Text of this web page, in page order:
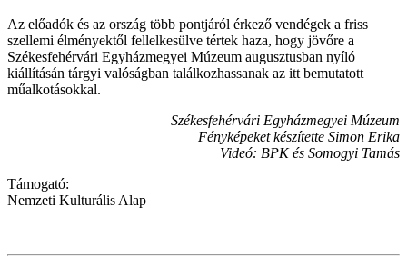
Az előadók és az ország több pontjáról érkező vendégek a friss
szellemi élményektől fellelkesülve tértek haza, hogy jövőre a
Székesfehérvári Egyházmegyei Múzeum augusztusban nyíló
kiállításán tárgyi valóságban találkozhassanak az itt bemutatott
műalkotásokkal.
Székesfehérvári Egyházmegyei Múzeum
Fényképeket készítette Simon Erika
Videó: BPK és Somogyi Tamás
Támogató:
Nemzeti Kulturális Alap